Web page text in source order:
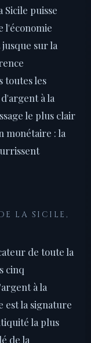
Sicile puisse
l'économie
sur la
toutes les
à la
le plus clair
monétaire : la
LA SICILE,
de toute la
cinq
à la
est la signature
la plus
de la